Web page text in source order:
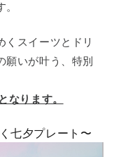
くスイーツとドリ
願いが叶う、特別
なります。
七夕プレート〜